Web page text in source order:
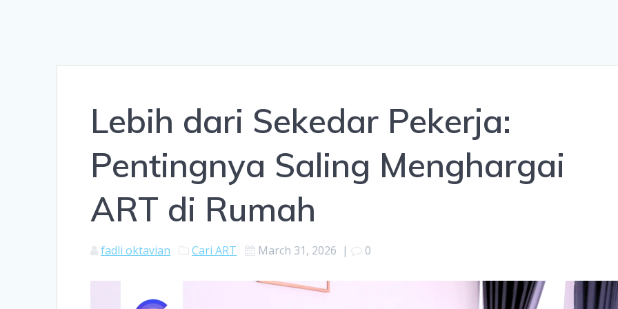
Lebih dari Sekedar Pekerja:
Pentingnya Saling Menghargai
ART di Rumah
fadli oktavian Cari ART March 31, 2026 | 0